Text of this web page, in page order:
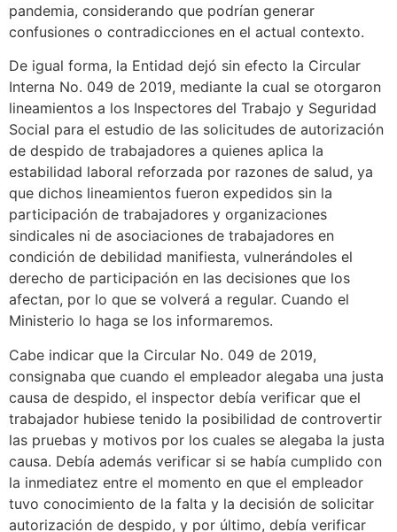
pandemia, considerando que podrían generar
confusiones o contradicciones en el actual contexto.
De igual forma, la Entidad dejó sin efecto la Circular
Interna No. 049 de 2019, mediante la cual se otorgaron
lineamientos a los Inspectores del Trabajo y Seguridad
Social para el estudio de las solicitudes de autorización
de despido de trabajadores a quienes aplica la
estabilidad laboral reforzada por razones de salud, ya
que dichos lineamientos fueron expedidos sin la
participación de trabajadores y organizaciones
sindicales ni de asociaciones de trabajadores en
condición de debilidad manifiesta, vulnerándoles el
derecho de participación en las decisiones que los
afectan, por lo que se volverá a regular. Cuando el
Ministerio lo haga se los informaremos.
Cabe indicar que la Circular No. 049 de 2019,
consignaba que cuando el empleador alegaba una justa
causa de despido, el inspector debía verificar que el
trabajador hubiese tenido la posibilidad de controvertir
las pruebas y motivos por los cuales se alegaba la justa
causa. Debía además verificar si se había cumplido con
la inmediatez entre el momento en que el empleador
tuvo conocimiento de la falta y la decisión de solicitar
autorización de despido, y por último, debía verificar